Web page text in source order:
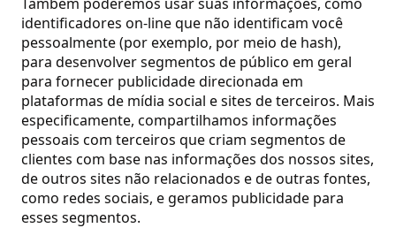
identificadores on-line que não identificam você
pessoalmente (por exemplo, por meio de hash),
para desenvolver segmentos de público em geral
para fornecer publicidade direcionada em
plataformas de mídia social e sites de terceiros. Mais
especificamente, compartilhamos informações
pessoais com terceiros que criam segmentos de
clientes com base nas informações dos nossos sites,
de outros sites não relacionados e de outras fontes,
como redes sociais, e geramos publicidade para
esses segmentos.